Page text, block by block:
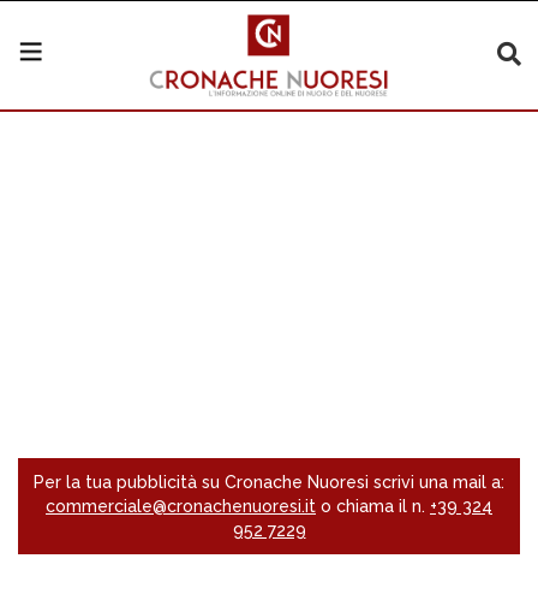
Per la tua pubblicità su Cronache Nuoresi scrivi una mail a:
commerciale@cronachenuoresi.it o chiama il n. +39 324
952 7229